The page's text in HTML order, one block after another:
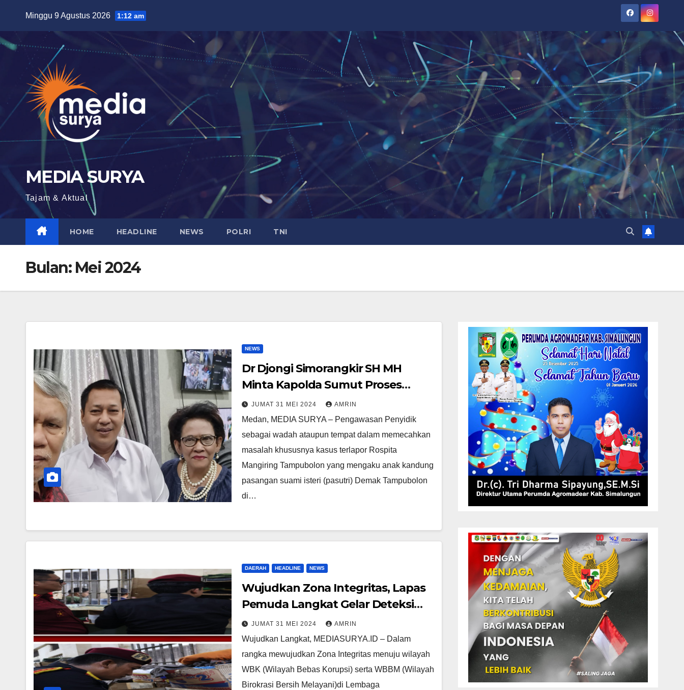
content
Minggu 9 Agustus 2026 1:12 am
MEDIA SURYA
Tajam & Aktual
HOME HEADLINE NEWS POLRI TNI
Bulan: Mei 2024
NEWS
Dr Djongi Simorangkir SH MH
Minta Kapolda Sumut Proses
Hukum Rospita Mangiring dan
Oknum-Oknum Aparat Penegak
Hukum Yang Diduga Langgar
Tindak Pidana dan Kode Etik
JUMAT 31 MEI 2024 AMRIN
Medan, MEDIA SURYA – Pengawasan Penyidik
sebagai wadah ataupun tempat dalam memecahkan
masalah khususnya kasus terlapor Rospita
Mangiring Tampubolon yang mengaku anak kandung
pasangan suami isteri (pasutri) Demak Tampubolon
di…
DAERAH HEADLINE NEWS
Wujudkan Zona Integritas, Lapas
Pemuda Langkat Gelar Deteksi
Dini Razia dan Test Urine serta
Pengecekan Sarpras Ke Seluruh
Blok Hunian
JUMAT 31 MEI 2024 AMRIN
Wujudkan Langkat, MEDIASURYA.ID – Dalam
rangka mewujudkan Zona Integritas menuju wilayah
WBK (Wilayah Bebas Korupsi) serta WBBM (Wilayah
Birokrasi Bersih Melayani)di Lembaga